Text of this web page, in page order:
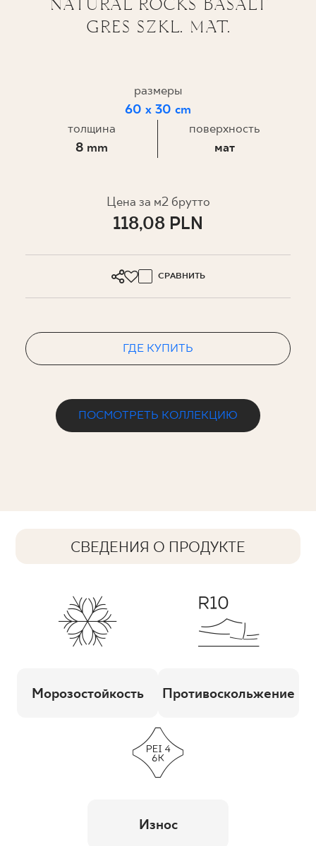
ГДЕ КУПИТЬ
МОЙ ПРОФИЛЬ
EN SK DE UK
GRES SZKL. MAT.
размеры
60 x 30 cm
толщина
8 mm
поверхность
мат
Цена за м2 брутто
118,08 PLN
СРАВНИТЬ
ГДЕ КУПИТЬ
ПОСМОТРЕТЬ КОЛЛЕКЦИЮ
СВЕДЕНИЯ О ПРОДУКТЕ
Морозостойкость Противоскольжение
Износ